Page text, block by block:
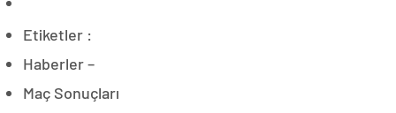
Etiketler :
Haberler –
Maç Sonuçları